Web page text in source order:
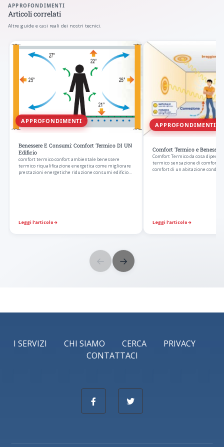
APPROFONDIMENTI
Articoli correlati
Altre guide e casi reali dei nostri tecnici.
APPROFONDIMENTI
Benessere E Consumi: Comfort Termico DI UN
Edificio
comfort termico confort ambientale benessere
termico riqualificazione energetica come migliorare
prestazioni energetiche riduzione consumi edificio…
Leggi l’articolo→
APPROFONDIMENTI
Comfort Termico e Benessere
Comfort Termico da cosa
termico sensazione di comfort
comfort di un abitazione
Leggi l’articolo→
← →
I SERVIZI CHI SIAMO CERCA
PRIVACY
CONTATTACI